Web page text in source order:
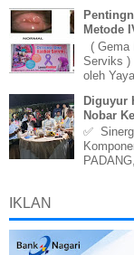
Metode
( Gema
Serviks )
oleh
Diguyur
Nobar
✅
IKLAN